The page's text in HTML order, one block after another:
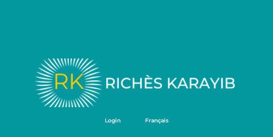
Login Français